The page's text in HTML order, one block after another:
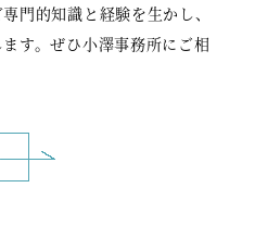
門的知識と経験を生かし、
す。ぜひ小澤事務所にご相